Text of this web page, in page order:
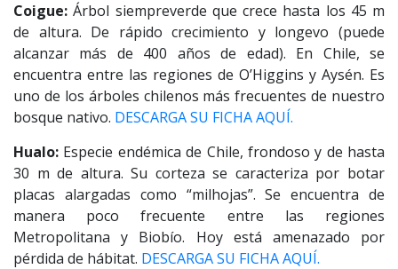
Coigue: Árbol siempreverde que crece hasta los 45 m
de altura. De rápido crecimiento y longevo (puede
alcanzar más de 400 años de edad). En Chile, se
encuentra entre las regiones de O’Higgins y Aysén. Es
uno de los árboles chilenos más frecuentes de nuestro
bosque nativo. DESCARGA SU FICHA AQUÍ.
Hualo: Especie endémica de Chile, frondoso y de hasta
30 m de altura. Su corteza se caracteriza por botar
placas alargadas como “milhojas”. Se encuentra de
manera poco frecuente entre las regiones
Metropolitana y Biobío. Hoy está amenazado por
pérdida de hábitat. DESCARGA SU FICHA AQUÍ.